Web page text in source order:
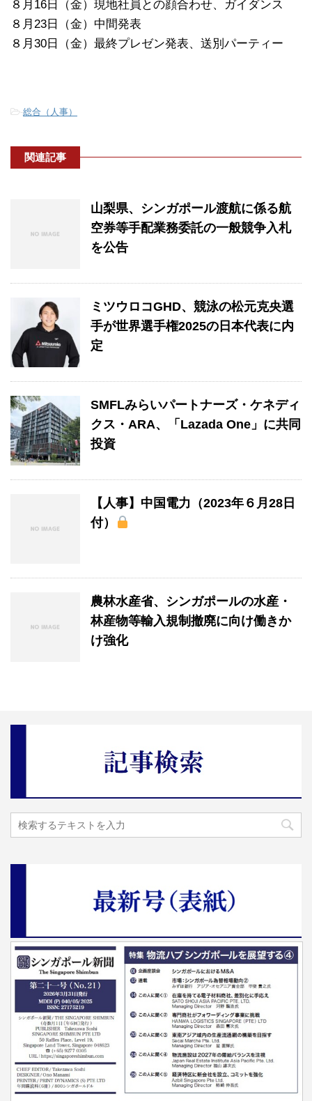
８月16日（金）現地社員との顔合わせ、ガイダンス
８月23日（金）中間発表
８月30日（金）最終プレゼン発表、送別パーティー
-総合（人事）
関連記事
山梨県、シンガポール渡航に係る航
空券等手配業務委託の一般競争入札
を公告
ミツウロコGHD、競泳の松元克央選
手が世界選手権2025の日本代表に内
定
SMFLみらいパートナーズ・ケネディ
クス・ARA、「Lazada One」に共同
投資
【人事】中国電力（2023年６月28日
付）
農林水産省、シンガポールの水産・
林産物等輸入規制撤廃に向け働きか
け強化